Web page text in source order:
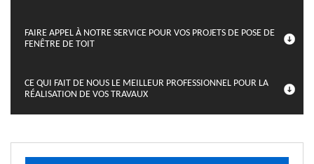
FAIRE APPEL À NOTRE SERVICE POUR VOS PROJETS DE POSE DE
FENÊTRE DE TOIT
CE QUI FAIT DE NOUS LE MEILLEUR PROFESSIONNEL POUR LA
RÉALISATION DE VOS TRAVAUX